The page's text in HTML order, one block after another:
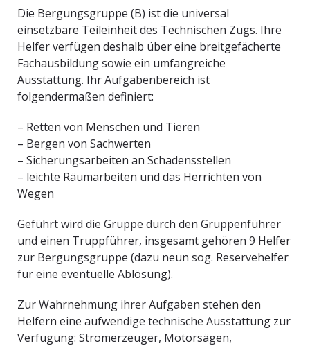
Die Bergungsgruppe (B) ist die universal
einsetzbare Teileinheit des Technischen Zugs. Ihre
Helfer verfügen deshalb über eine breitgefächerte
Fachausbildung sowie ein umfangreiche
Ausstattung. Ihr Aufgabenbereich ist
folgendermaßen definiert:
– Retten von Menschen und Tieren
– Bergen von Sachwerten
– Sicherungsarbeiten an Schadensstellen
– leichte Räumarbeiten und das Herrichten von
Wegen
Geführt wird die Gruppe durch den Gruppenführer
und einen Truppführer, insgesamt gehören 9 Helfer
zur Bergungsgruppe (dazu neun sog. Reservehelfer
für eine eventuelle Ablösung).
Zur Wahrnehmung ihrer Aufgaben stehen den
Helfern eine aufwendige technische Ausstattung zur
Verfügung: Stromerzeuger, Motorsägen,